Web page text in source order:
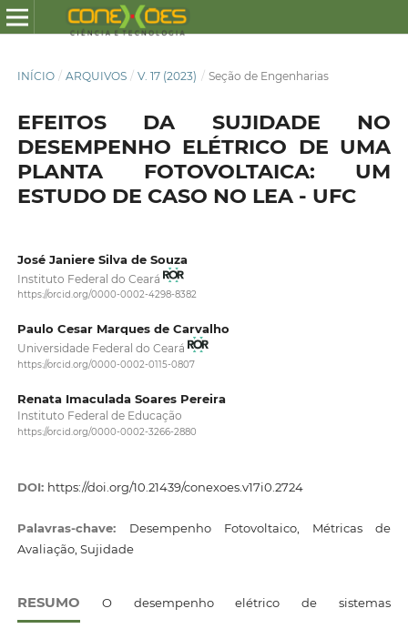
INÍCIO / ARQUIVOS / V. 17 (2023) / Seção de Engenharias
EFEITOS DA SUJIDADE NO
DESEMPENHO ELÉTRICO DE UMA
PLANTA FOTOVOLTAICA: UM
ESTUDO DE CASO NO LEA - UFC
José Janiere Silva de Souza
Instituto Federal do Ceará
https://orcid.org/0000-0002-4298-8382
Paulo Cesar Marques de Carvalho
Universidade Federal do Ceará
https://orcid.org/0000-0002-0115-0807
Renata Imaculada Soares Pereira
Instituto Federal de Educação
https://orcid.org/0000-0002-3266-2880
DOI: https://doi.org/10.21439/conexoes.v17i0.2724
Palavras-chave: Desempenho Fotovoltaico, Métricas de
Avaliação, Sujidade
RESUMO O desempenho elétrico de sistemas